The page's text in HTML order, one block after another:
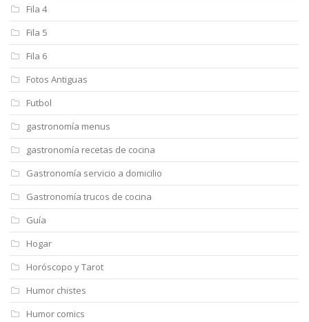
Fila 4
Fila 5
Fila 6
Fotos Antiguas
Futbol
gastronomía menus
gastronomía recetas de cocina
Gastronomía servicio a domicilio
Gastronomía trucos de cocina
Guía
Hogar
Horóscopo y Tarot
Humor chistes
Humor comics